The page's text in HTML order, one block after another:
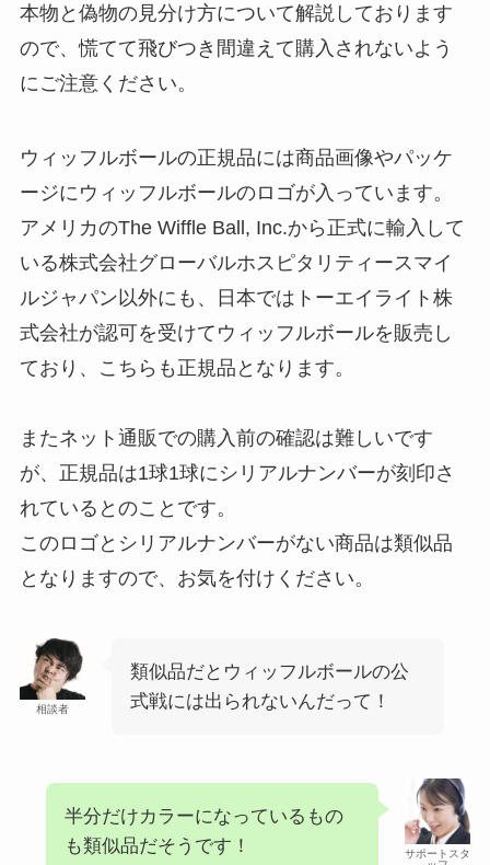
本物と偽物の見分け方について解説しております
ので、慌てて飛びつき間違えて購入されないよう
にご注意ください。
ウィッフルボールの正規品には商品画像やパッケ
ージにウィッフルボールのロゴが入っています。
アメリカのThe Wiffle Ball, Inc.から正式に輸入して
いる株式会社グローバルホスピタリティースマイ
ルジャパン以外にも、日本ではトーエイライト株
式会社が認可を受けてウィッフルボールを販売し
ており、こちらも正規品となります。
またネット通販での購入前の確認は難しいです
が、正規品は1球1球にシリアルナンバーが刻印さ
れているとのことです。
このロゴとシリアルナンバーがない商品は類似品
となりますので、お気を付けください。
相談者
類似品だとウィッフルボールの公
式戦には出られないんだって！
サポートスタ
半分だけカラーになっているもの
も類似品だそうです！